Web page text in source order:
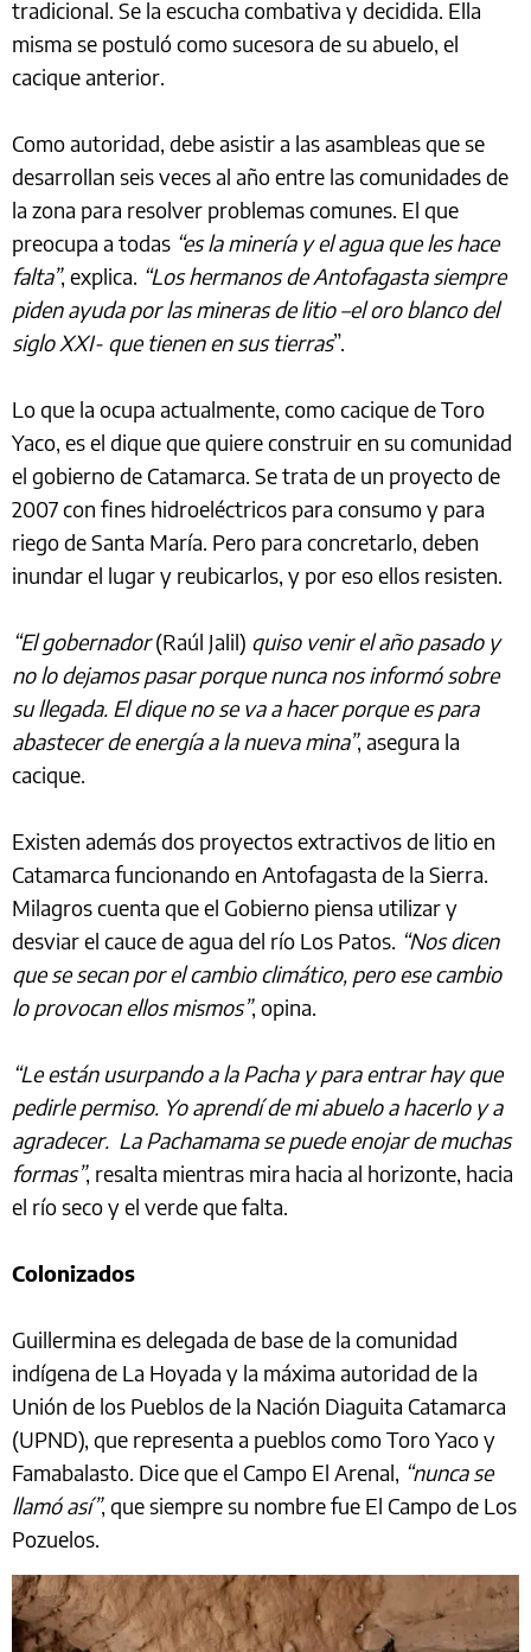
tradicional. Se la escucha combativa y decidida. Ella
misma se postuló como sucesora de su abuelo, el
cacique anterior.
Como autoridad, debe asistir a las asambleas que se
desarrollan seis veces al año entre las comunidades de
la zona para resolver problemas comunes. El que
preocupa a todas “es la minería y el agua que les hace
falta”, explica. “Los hermanos de Antofagasta siempre
piden ayuda por las mineras de litio –el oro blanco del
siglo XXI- que tienen en sus tierras”.
Lo que la ocupa actualmente, como cacique de Toro
Yaco, es el dique que quiere construir en su comunidad
el gobierno de Catamarca. Se trata de un proyecto de
2007 con fines hidroeléctricos para consumo y para
riego de Santa María. Pero para concretarlo, deben
inundar el lugar y reubicarlos, y por eso ellos resisten.
“El gobernador(Raúl Jalil) quiso venir el año pasado y
no lo dejamos pasar porque nunca nos informó sobre
su llegada. El dique no se va a hacer porque es para
abastecer de energía a la nueva mina”, asegura la
cacique.
Existen además dos proyectos extractivos de litio en
Catamarca funcionando en Antofagasta de la Sierra.
Milagros cuenta que el Gobierno piensa utilizar y
desviar el cauce de agua del río Los Patos. “Nos dicen
que se secan por el cambio climático, pero ese cambio
lo provocan ellos mismos”, opina.
“Le están usurpando a la Pacha y para entrar hay que
pedirle permiso. Yo aprendí de mi abuelo a hacerlo y a
agradecer. La Pachamama se puede enojar de muchas
formas”, resalta mientras mira hacia al horizonte, hacia
el río seco y el verde que falta.
Colonizados
Guillermina es delegada de base de la comunidad
indígena de La Hoyada y la máxima autoridad de la
Unión de los Pueblos de la Nación Diaguita Catamarca
(UPND), que representa a pueblos como Toro Yaco y
Famabalasto. Dice que el Campo El Arenal, “nunca se
llamó así”, que siempre su nombre fue El Campo de Los
Pozuelos.